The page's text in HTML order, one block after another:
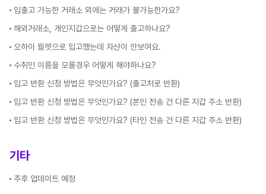
입출고 가능한 거래소 외에는 거래가 불가능한가요?
해외거래소, 개인지갑으로는 어떻게 출고하나요?
오하이 월렛으로 입고했는데 자산이 안보여요.
수취인 이름을 모를경우 어떻게 해야하나요?
입고 반환 신청 방법은 무엇인가요? (출고처로 반환)
입고 반환 신청 방법은 무엇인가요? (본인 전송 건 다른 지갑 주소 반환)
입고 반환 신청 방법은 무엇인가요? (타인 전송 건 다른 지갑 주소 반환)
기타
추후 업데이트 예정